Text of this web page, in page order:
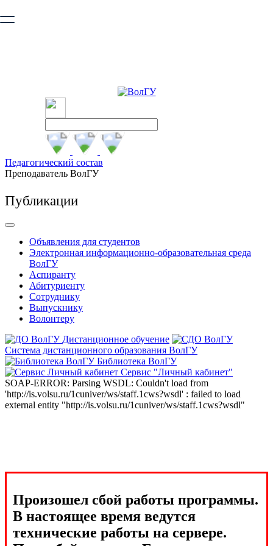
безопасную работу с сайтом. Пожалуйста
Педагогический состав
Преподаватель ВолГУ
Публикации
Объявления для студентов
Электронная информационно-образовательная среда
ВолГУ
Аспиранту
Абитуриенту
Сотруднику
Выпускнику
Волонтеру
Дистанционное обучение
Система дистанционного образования ВолГУ
Библиотека ВолГУ
Сервис "Личный кабинет"
SOAP-ERROR: Parsing WSDL: Couldn't load from
'http://is.volsu.ru/1cuniver/ws/staff.1cws?wsdl' : failed to load
external entity "http://is.volsu.ru/1cuniver/ws/staff.1cws?wsdl"
Произошел сбой работы программы.
В настоящее время ведутся
технические работы на сервере.